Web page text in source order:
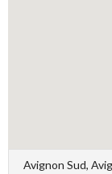
Avignon Sud,